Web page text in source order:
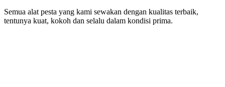
Semua alat pesta yang kami sewakan dengan kualitas terbaik,
tentunya kuat, kokoh dan selalu dalam kondisi prima.